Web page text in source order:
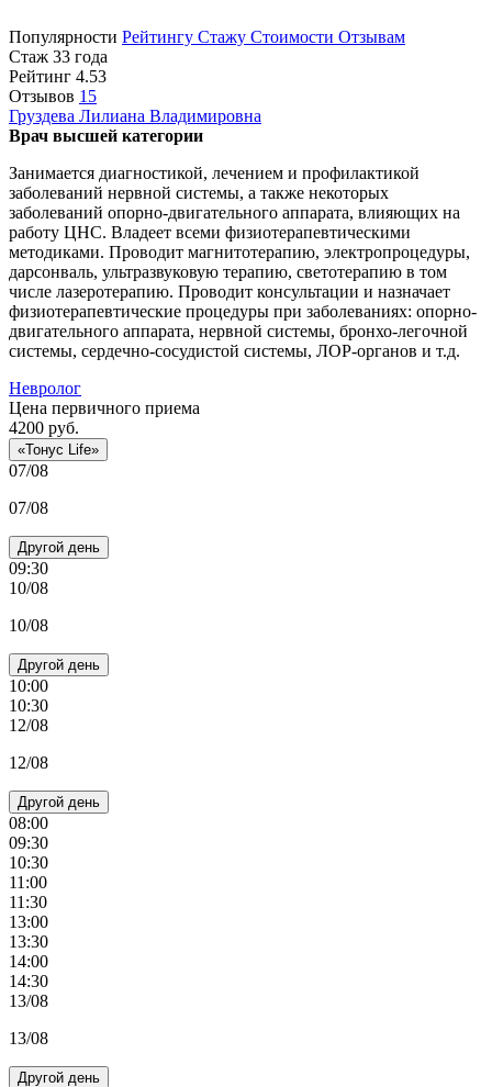
Популярности Рейтингу Стажу Стоимости Отзывам
Стаж 33 года
Рейтинг 4.53
Отзывов 15
Груздева Лилиана Владимировна
Врач высшей категории
Занимается диагностикой, лечением и профилактикой
заболеваний нервной системы, а также некоторых
заболеваний опорно-двигательного аппарата, влияющих на
работу ЦНС. Владеет всеми физиотерапевтическими
методиками. Проводит магнитотерапию, электропроцедуры,
дарсонваль, ультразвуковую терапию, светотерапию в том
числе лазеротерапию. Проводит консультации и назначает
физиотерапевтические процедуры при заболеваниях: опорно-
двигательного аппарата, нервной системы, бронхо-легочной
системы, сердечно-сосудистой системы, ЛОР-органов и т.д.
Невролог
Цена первичного приема
4200 руб.
«Тонус Life»
07/08
07/08
Другой день
09:30
10/08
10/08
Другой день
10:00
10:30
12/08
12/08
Другой день
08:00
09:30
10:30
11:00
11:30
13:00
13:30
14:00
14:30
13/08
13/08
Другой день